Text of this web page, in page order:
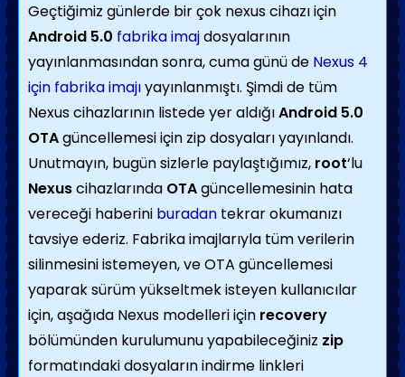
Geçtiğimiz günlerde bir çok nexus cihazı için
Android 5.0 fabrika imajdosyalarının
yayınlanmasından sonra, cuma günü de Nexus 4
için fabrika imajıyayınlanmıştı. Şimdi de tüm
Nexus cihazlarının listede yer aldığıAndroid 5.0
OTAgüncellemesi için zip dosyaları yayınlandı.
Unutmayın, bugün sizlerle paylaştığımız, root‘lu
Nexuscihazlarında OTAgüncellemesinin hata
vereceği haberini buradan tekrar okumanızı
tavsiye ederiz. Fabrika imajlarıyla tüm verilerin
silinmesini istemeyen, ve OTA güncellemesi
yaparak sürüm yükseltmek isteyen kullanıcılar
için, aşağıda Nexus modelleri için recovery
bölümünden kurulumunu yapabileceğiniz zip
formatındaki dosyaların indirme linkleri